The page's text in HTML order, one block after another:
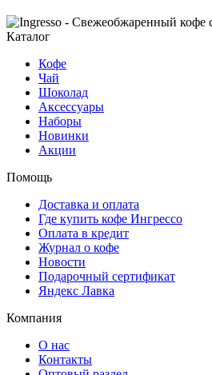
Каталог
Кофе
Чай
Шоколад
Аксессуары
Наборы
Новинки
Акции
Помощь
Доставка и оплата
Где купить кофе Ингрессо
Оплата в кредит
Журнал о кофе
Новости
Подарочный сертификат
Яндекс Лавка
Компания
О нас
Контакты